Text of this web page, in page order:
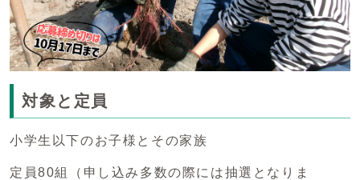
対象と定員
小学生以下のお子様とその家族
定員80組（申し込み多数の際には抽選となりま